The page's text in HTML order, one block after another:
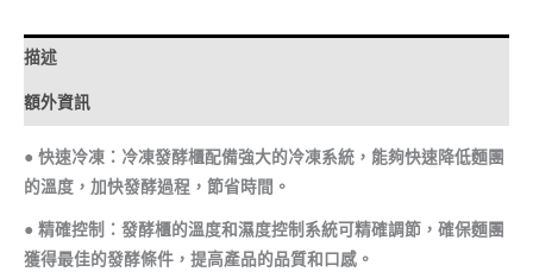
描述
額外資訊
● 快速冷凍：冷凍發酵櫃配備強大的冷凍系統，能夠快速降低麵團
的溫度，加快發酵過程，節省時間。
● 精確控制：發酵櫃的溫度和濕度控制系統可精確調節，確保麵團
獲得最佳的發酵條件，提高產品的品質和口感。